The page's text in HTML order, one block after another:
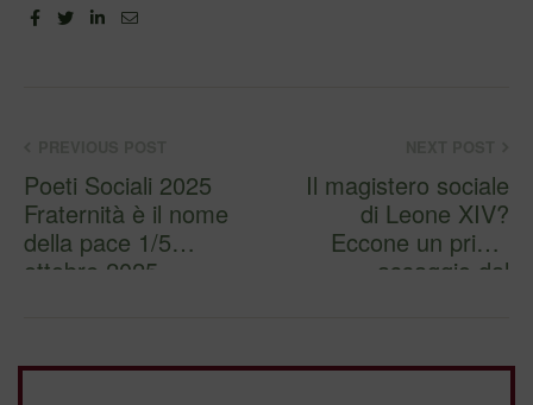
FacebookTwitterLinkedin
Email
Poeti Sociali 2025
Fraternità è il nome
della pace 1/5
ottobre 2025 …
Il magistero sociale
di Leone XIV?
Eccone un primo
assaggio dal